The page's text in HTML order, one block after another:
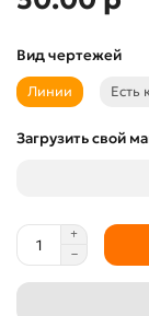
Вид чертежей
Линии Есть
Загрузить свой